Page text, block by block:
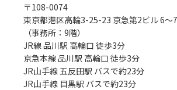
〒108-0074
東京都港区高輪3-25-23 京急第2ビル 6～
（事務所：9階）
JR線 品川駅 高輪口 徒歩3分
京急本線 品川駅 高輪口 徒歩3分
JR山手線 五反田駅 バスで約23分
JR山手線 目黒駅 バスで約23分